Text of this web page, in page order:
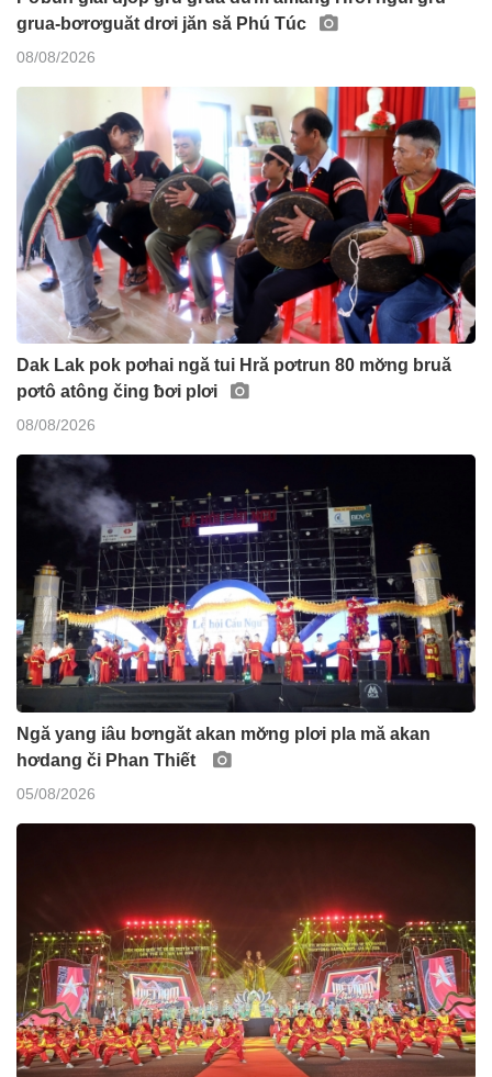
grua-bơrơguăt drơi jăn să Phú Túc
08/08/2026
Dak Lak pok pơhai ngă tui Hră pơtrun 80 mơ̆ng bruă
pơtô atông čing ƀơi plơi
08/08/2026
Ngă yang iâu bơngăt akan mơ̆ng plơi pla mă akan
hơdang či Phan Thiết
05/08/2026